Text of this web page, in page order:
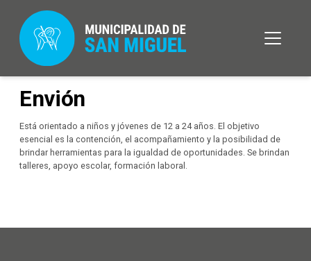
Envión
Está orientado a niños y jóvenes de 12 a 24 años. El objetivo
esencial es la contención, el acompañamiento y la posibilidad de
brindar herramientas para la igualdad de oportunidades. Se brindan
talleres, apoyo escolar, formación laboral.